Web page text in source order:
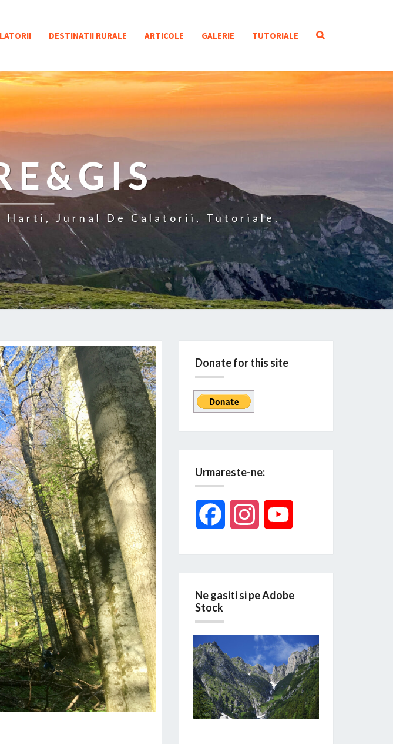
DESTINATII RURALE ARTICOLE GALERIE TUTORIALE
SEARCH
Harti, Jurnal De Calatorii, Tutoriale.
Donate for this site
Urmareste-ne:
Facebook Instagram
Ne gasiti si pe Adobe
Stock